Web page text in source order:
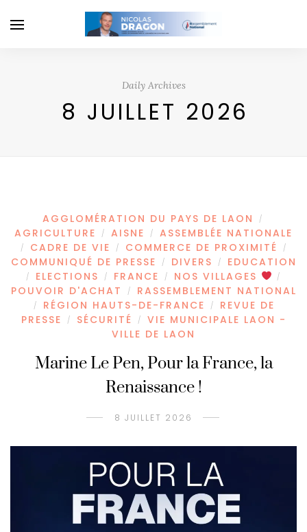
Daily Archives
8 JUILLET 2026
AGGLOMÉRATION DU PAYS DE LAON /
AGRICULTURE / AISNE / ASSEMBLÉE NATIONALE
/ CADRE DE VIE / COMMERCE DE PROXIMITÉ /
COMMUNIQUÉ DE PRESSE / DIVERS / EDUCATION
/ ELECTIONS / FRANCE / NOS VILLAGES /
POUVOIR D'ACHAT / RASSEMBLEMENT NATIONAL
/ RÉGION HAUTS-DE-FRANCE /
REVUE DE
PRESSE
/ SÉCURITÉ /
VIE MUNICIPALE LAON -
VILLE DE LAON
Marine Le Pen, Pour la France, la
Renaissance !
8 JUILLET 2026